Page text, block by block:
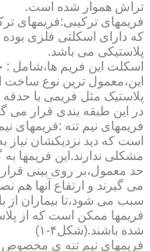
تراش هموار شده است.
فریمهای ترکیبی:فریمهای
که دارای اسکلتی فلزی
پلاستیکی می باشد.
اسکلت این فریم ها،شامل
این،معمول ترین نوع ساخت
پلاستیک مثل فریمی با
در این طبقه بندی قرار می
فریمهای نیم تنه
است که دید نزدیکشان نیاز
مشکلی ندارند.این فریمها به
حد معمول،بر روی بینی قرار
می گیرند و ارتفاع آنها
سبب می شود،تا بیماران از
فریمها ممکن است که از
شده باشند.(شکل۴-۱)
فریمهای نیم تنه ی مخصوص